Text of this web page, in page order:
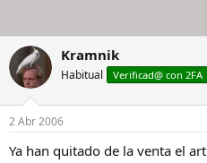
Kramnik
Habitual Verificad@ con 2FA
2 Abr 2006
Ya han quitado de la venta el